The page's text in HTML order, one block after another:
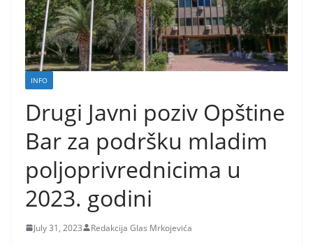
INFO
Drugi Javni poziv Opštine
Bar za podršku mladim
poljoprivrednicima u
2023. godini
July 31, 2023 Redakcija Glas Mrkojevića